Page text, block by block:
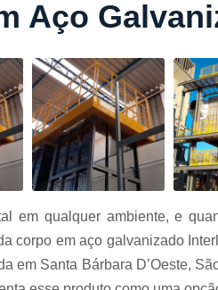
Cortes a
de
chapa
de tubo
Dobra de
chapas
tubo
de
corte
Aço
em qualquer ambiente, e
corpo em aço galvanizado
em Santa Bárbara D’Oeste,